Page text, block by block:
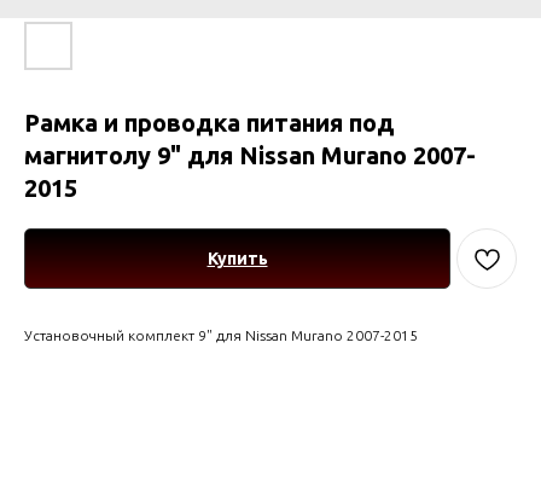
Рамка и проводка питания под
магнитолу 9" для Nissan Murano 2007-
2015
Купить
Установочный комплект 9" для Nissan Murano 2007-2015